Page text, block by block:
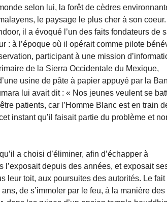
selon lui, la forêt de cèdres
le paysage le plus cher à son coeur.
il a évoqué l’un des faits fondateurs de
: à l’époque où il opérait comme pilote
participant à une mission
de la Sierra Occidentale du Mexique,
usine de pâte à papier appuyé par la
lui avait dit : « Nos jeunes veulent se
patients, car l’Homme Blanc est en train
instant qu’il faisait partie du problème et
a choisi d’éliminer, afin d’échapper à
l’exposait depuis des années, et exposait
leur toit, aux poursuites des autorités. Le fait
de s’immoler par le feu, à la manière des